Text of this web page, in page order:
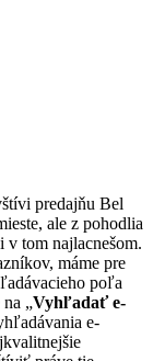
predajňu Bel
ale z pohodlia
v tom najlacnešom.
máme pre
poľa
„Vyhľadať e-
e-